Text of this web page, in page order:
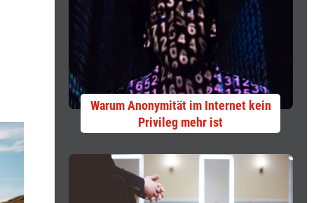
Warum Anonymität im Internet kein
Privileg mehr ist